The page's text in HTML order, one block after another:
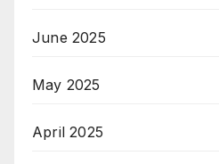
June 2025
May 2025
April 2025